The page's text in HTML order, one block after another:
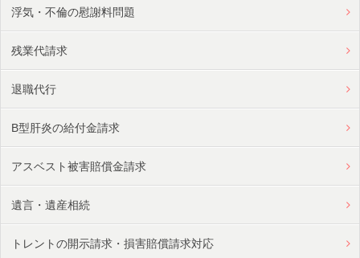
浮気・不倫の慰謝料問題
残業代請求
退職代行
B型肝炎の給付金請求
アスベスト被害賠償金請求
遺言・遺産相続
トレントの開示請求・損害賠償請求対応